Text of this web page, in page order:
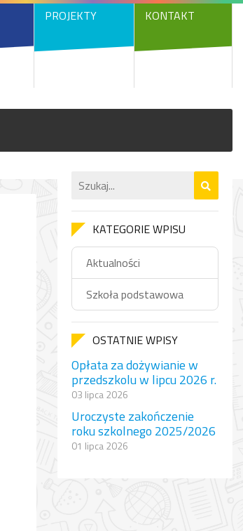
PROJEKTY KONTAKT
KATEGORIE WPISU
Aktualności
Szkoła podstawowa
OSTATNIE WPISY
Opłata za dożywianie w
przedszkolu w lipcu 2026 r.
03 lipca 2026
Uroczyste zakończenie
roku szkolnego 2025/2026
01 lipca 2026